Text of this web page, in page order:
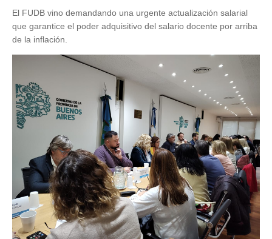
El FUDB vino demandando una urgente actualización salarial
que garantice el poder adquisitivo del salario docente por arriba
de la inflación.